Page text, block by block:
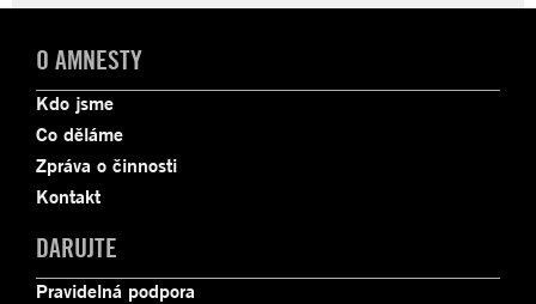
O AMNESTY
Kdo jsme
Co děláme
Zpráva o činnosti
Kontakt
DARUJTE
Pravidelná podpora